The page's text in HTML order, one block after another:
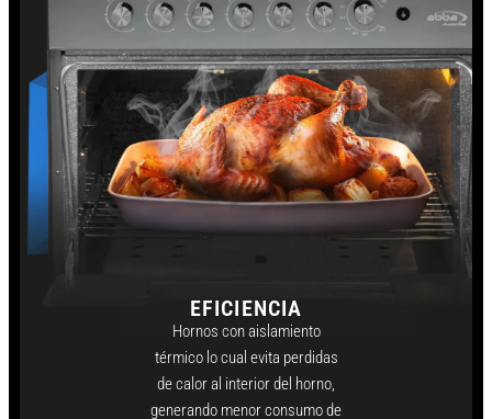
EFICIENCIA
Hornos con aislamiento
térmico lo cual evita perdidas
de calor al interior del horno,
generando menor consumo de